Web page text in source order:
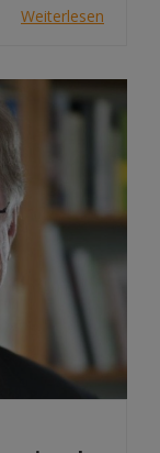
Weiterlesen